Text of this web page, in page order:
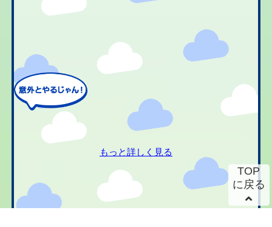
もっと詳しく見る
TOP
に戻る